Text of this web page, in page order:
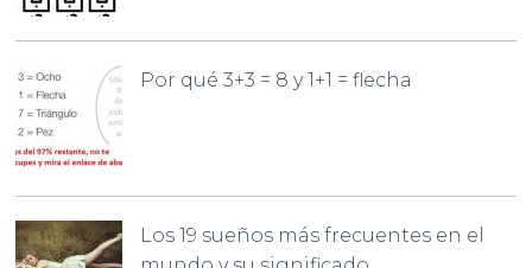
Por qué 3+3 = 8 y 1+1 = flecha
Los 19 sueños más frecuentes en el